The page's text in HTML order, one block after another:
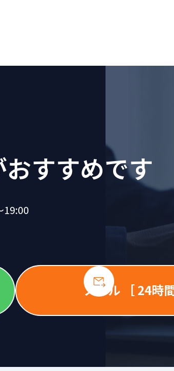
おすすめです
19:00
メール ［ 24時間